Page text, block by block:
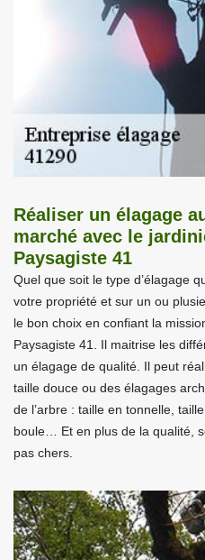
Réaliser un élagage
marché avec le
Paysagiste 41
Quel que soit le type d’élagage
votre propriété et sur un ou
le bon choix en confiant la
Paysagiste 41. Il maitrise les
un élagage de qualité. Il peut
taille douce ou des élagages
de l’arbre : taille en tonnelle,
boule… Et en plus de la qualité,
pas chers.